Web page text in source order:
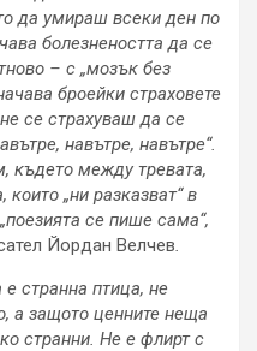
да умираш всеки ден по
болезнеността да се
– с „мозък без
броейки страховете
се страхуваш да се
навътре, навътре“.
където между тревата,
които „ни разказват“ в
се пише сама“,
Йордан Велчев.
странна птица, не
а защото ценните неща
странни. Не е флирт с